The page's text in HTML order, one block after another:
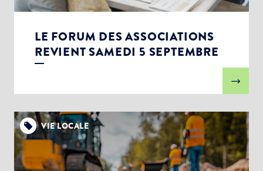
LE FORUM DES ASSOCIATIONS
REVIENT SAMEDI 5 SEPTEMBRE
VIE LOCALE